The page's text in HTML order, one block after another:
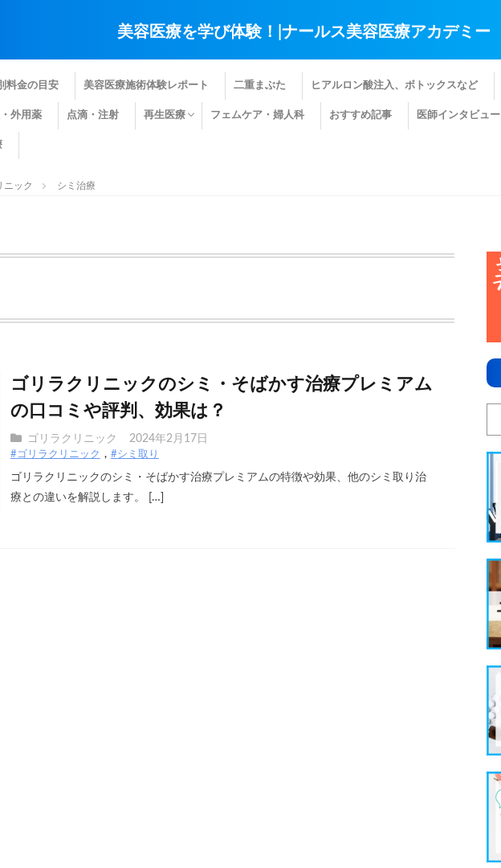
美容医療を学び体験！|ナールス美容医療アカデミー
料金の目安 美容医療施術体験レポート 二重まぶた ヒアルロン酸注入、ボトックスなど
外用薬 点滴・注射 再生医療 フェムケア・婦人科 おすすめ記事 医師インタビュー
ニック シミ治療
ゴリラクリニックのシミ・そばかす治療プレミアム
の口コミや評判、効果は？
ゴリラクリニック 2024年2月17日
#ゴリラクリニック #シミ取り
ゴリラクリニックのシミ・そばかす治療プレミアムの特徴や効果、他のシミ取り治
療との違いを解説します。 […]